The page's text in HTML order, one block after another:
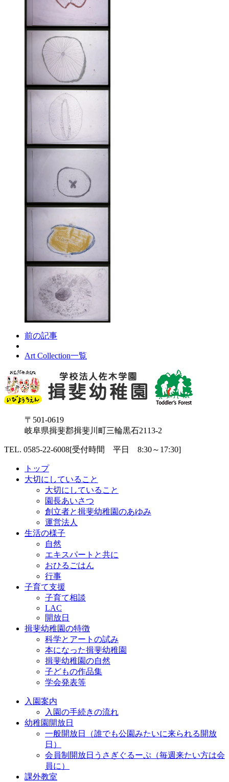
前の記事
Art Collection一覧
〒501-0619
岐阜県揖斐郡揖斐川町三輪黒石2113-2
TEL. 0585-22-6008[受付時間 平日 8:30～17:30]
トップ
大切にしていること
大切にしていること
園長あいさつ
創立者と揖斐幼稚園のあゆみ
運営法人
生活の様子
自然
エキスパートと共に
おひるごはん
行事
子育て支援
子育て相談
LAC
開放日
揖斐幼稚園の特徴
科学とアートの試み
本になった揖斐幼稚園
揖斐幼稚園の自然
子どもの作品集
学会発表等
入園案内
入園の手続きの流れ
幼稚園開放日
一般開放日（誰でも公園みたいに来られる開放
日）
会員制開放日うさぎぐるーぷ（毎週来たい方は会
員に）
課外教室